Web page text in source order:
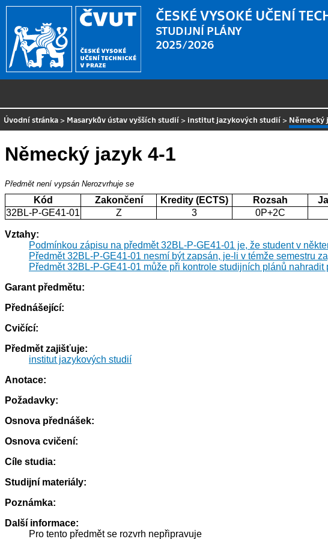
ČESKÉ VYSOKÉ UČENÍ
STUDIJNÍ PLÁNY
2025/2026
Úvodní stránka > Masarykův ústav vyšších studií > institut jazykových studií > Německý
Německý jazyk 4-1
Předmět není vypsán Nerozvrhuje se
Kód Zakončení Kredity (ECTS) Rozsah
32BL-P-GE41-01
Z 3 0P+2C
Vztahy:
Podmínkou zápisu na předmět 32BL-P-GE41-01 je, že student v
Předmět 32BL-P-GE41-01 nesmí být zapsán, je-li v témže semestru
Předmět 32BL-P-GE41-01 může při kontrole studijních plánů nahradit
Garant předmětu:
Přednášející:
Cvičící:
Předmět zajišťuje:
institut jazykových studií
Anotace:
Požadavky:
Osnova přednášek:
Osnova cvičení:
Cíle studia:
Studijní materiály:
Poznámka:
Další informace:
Pro tento předmět se rozvrh nepřipravuje